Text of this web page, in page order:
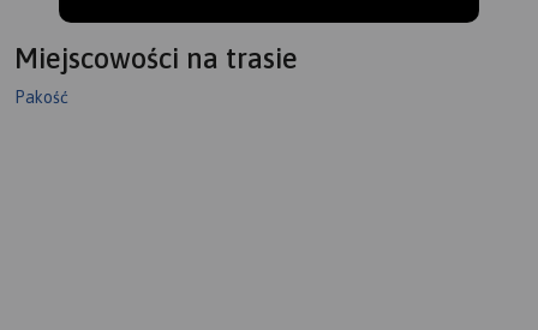
Miejscowości na trasie
Pakość